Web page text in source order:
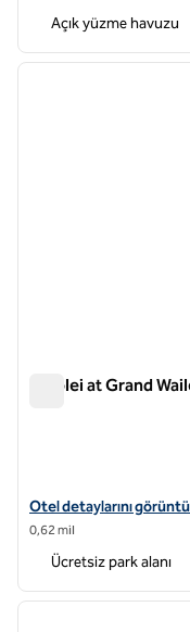
Açık yüzme havuzu
1 / 12
Ho'olei at Grand
Grand Wailea'daki
Otel detaylarını
0,62 mil
Ücretsiz park alanı
1 / 12